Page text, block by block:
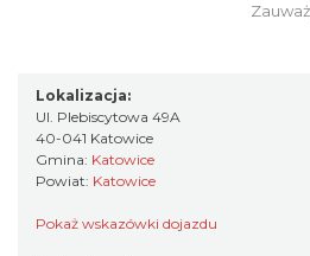
Lokalizacja:
Ul. Plebiscytowa 49A
40-041 Katowice
Gmina: Katowice
Powiat: Katowice
Pokaż wskazówki dojazdu